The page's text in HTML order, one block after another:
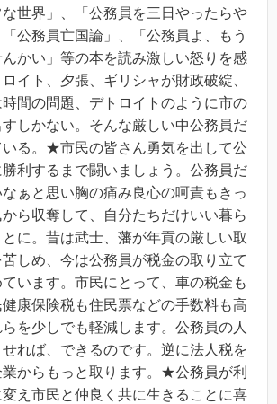
な世界」、「公務員を三日やったらや
公務員亡国論」、「公務員よ、もう
かい」等の本を読み激しい怒りを感
イト、夕張、ギリシャが財政破綻、
間の問題、デトロイトのように市の
しかない。そんな厳しい中公務員だ
いる。★市民の皆さん勇気を出して公
利するまで闘いましょう。公務員だ
ぁと思い胸の痛み良心の呵責もきっ
ら収奪して、自分たちだけいい暮ら
に。昔は武士、藩が年貢の厳しい取
しめ、今は公務員が税金の取り立て
います。市民にとって、車の税金も
康保険税も住民票などの手数料も高
を少しでも軽減します。公務員の人
れば、できるのです。逆に法人税を
からもっと取ります。★公務員が利
え市民と仲良く共に生きることに喜